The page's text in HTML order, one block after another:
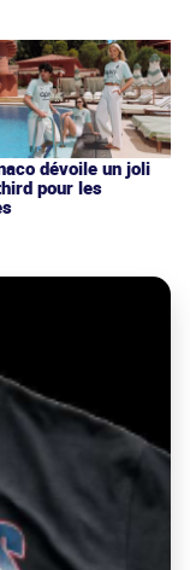
dévoile un joli
pour les